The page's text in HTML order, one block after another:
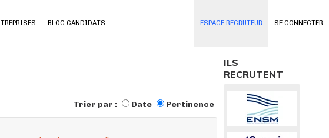
SE CONNECTER
BLOG CANDIDATS ESPACE RECRUTEUR
Trier par : Date Pertinence
ILS
RECRUTENT